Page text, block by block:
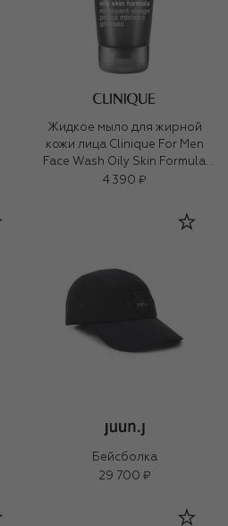
Жидкое мыло для жирной
кожи лица Clinique For Men
Face Wash Oily Skin Formula
(200ml)
4 390 ₽
Бейсболка
29 700 ₽